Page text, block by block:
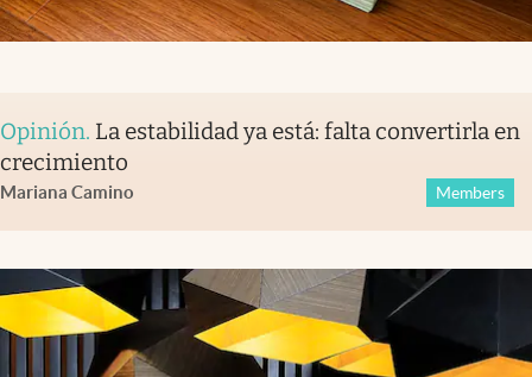
Opinión. La estabilidad ya está: falta convertirla en
crecimiento
Mariana Camino Members